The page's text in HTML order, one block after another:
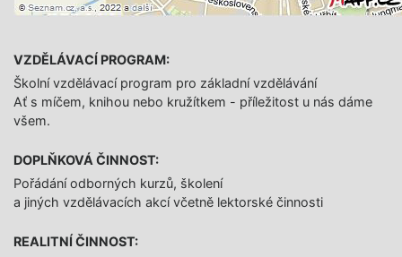
VZDĚLÁVACÍ PROGRAM:
Školní vzdělávací program pro základní vzdělávání
Ať s míčem, knihou nebo kružítkem - příležitost u nás dáme
všem.
DOPLŇKOVÁ ČINNOST:
Pořádání odborných kurzů, školení
a jiných vzdělávacích akcí včetně lektorské činnosti
REALITNÍ ČINNOST: